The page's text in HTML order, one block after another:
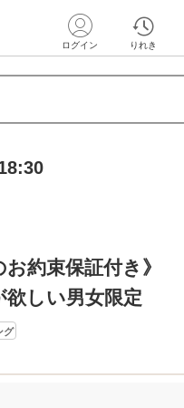
ログイン りれき
お約束保証付き》
しい男女限定
グ